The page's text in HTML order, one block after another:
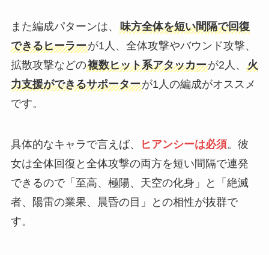
また編成パターンは、 味方全体を短い間隔で回復
できるヒーラーが1人、全体攻撃やバウンド攻撃、
拡散攻撃などの複数ヒット系アタッカーが2人、 火
力支援ができるサポーターが1人の編成がオススメ
です。
具体的なキャラで言えば、 ヒアンシーは必須。彼
女は全体回復と全体攻撃の両方を短い間隔で連発
できるので「至高、極陽、天空の化身」と「絶滅
者、陽雷の業果、晨昏の目」との相性が抜群で
す。